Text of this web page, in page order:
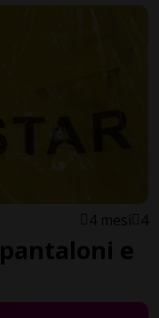
4 mesi 4
e